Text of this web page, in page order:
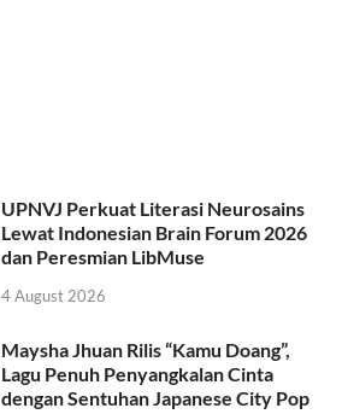
UPNVJ Perkuat Literasi Neurosains
Lewat Indonesian Brain Forum 2026
dan Peresmian LibMuse
4 August 2026
Maysha Jhuan Rilis “Kamu Doang”,
Lagu Penuh Penyangkalan Cinta
dengan Sentuhan Japanese City Pop